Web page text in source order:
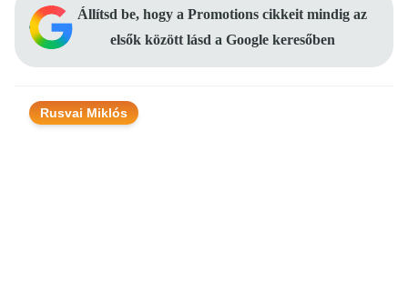
Állítsd be, hogy a Promotions cikkeit mindig az
elsők között lásd a Google keresőben
Rusvai Miklós